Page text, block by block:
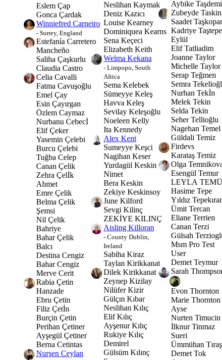
Eslem Çap
Gonca Çardak
Winniefred Carneiro
- Surrey, England
Estefanía Carretero
Mancheño
Saliha Çaşkurlu
Claudia Castro
Celia Cavalli
Fatma Cavuşoğlu
Emel Çay
Esin Çayırgan
Özlem Caymaz
Nurbanu Cebecİ
Elif Çeker
Yasemin Çelebi
Burcu Çelebi
Tuğba Celep
Canan Çelik
Zehra Çelİk
Ahmet
Emre Çelik
Belma Çelik
Şemsi
Nil Çelik
Bahriye
Bahar Çelik
Balcı
Destina Cengiz
Bahar Cengiz
Merve Cerit
Rabia Çetin
Hanzade
Ebru Çetin
Filiz Çetİn
Burçin Çetin
Perihan Çetiner
Ayşegül Çetiner
Berna Cetintas
Nurşen Ceylan
Neslihan Kaymak
Deniz Kazıcı
Louise Kearney
Dominiquea Kearns
Sena Keçeci
Elizabeth Keith
Welma Kekana
- Limpopo, South
Africa
Sema Kelebek
Sümeyye Keleş
Havva Keleş
Sevilay Keleşoğlu
Noeleen Kelly
Ita Kennedy
Alex Kent
Sumeyye Keşci
Nagihan Keser
Yurdagül Keskin
Nimet
Bera Keskin
Zekiye Keskinsoy
June Kilford
Sevgi Kilinç
ZEKİYE KILINÇ
Aisling Killoran
- County Dublin,
Ireland
Sabiha Kiraz
Taylan Kirikkanat
Dilek Kirikkanat
Zeynep Kizilay
Nilüfer Kizir
Gülçın Kıbar
Neslihan Kılıç
Elif Kılıç
Ayşenur Kılıç
Rukiye Kılıç
Demirel
Gülsüm Kılınç
Aybike
Zubeyde Taskin
Saadet
Kadriye Taştepe
Eylül
Elif Tatliadim
Joanne Taylor
Michelle Taylor
Serap Teğmen
Semra
Nurhan Tekİn
Melek Tekin
Selda Tekin
Seher Tellioğlu
Nagehan Temel
Güldali Temiz
Firdevs
Karataş Temiz
Olga
Esengül Temur
LEYLA
Hasime Tepe
Yıldız
Ümit Tercan
Eliane Terrien
Canan Terzi
Gülsah
Msm Pro Test
User
Demet Teymur
Sarah
Evon Thornton
Marie Thornton
Ayse
Nurten Timucin
İlknur Tinmaz
Sueri
Ümmühan Tıraş
Demet Tok